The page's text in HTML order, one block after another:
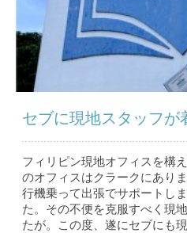
セブに現地スタッフが
フィリピン現地オフィスを構
のオフィスはクラークにあり
行機乗って出張でサポートし
た。その不便を克服すべく現
たが。この度、遂にセブにも